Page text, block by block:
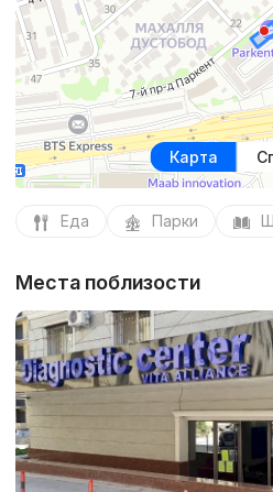
Карта
Еда Парки
Места поблизости